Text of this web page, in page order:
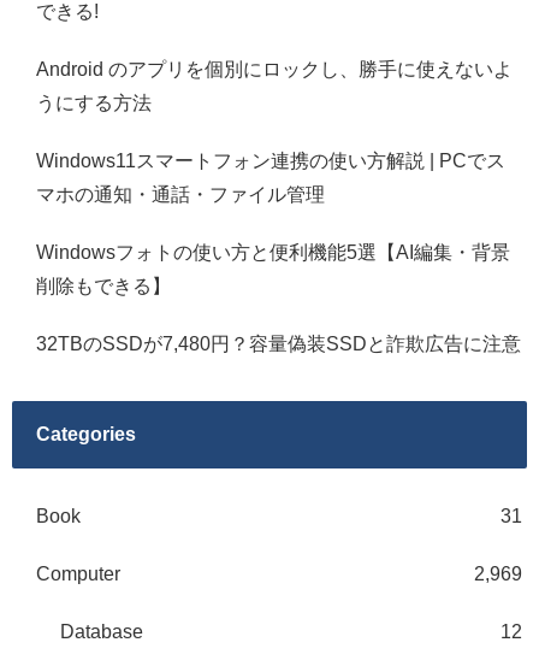
できる!
Android のアプリを個別にロックし、勝手に使えないよ
うにする方法
Windows11スマートフォン連携の使い方解説 | PCでス
マホの通知・通話・ファイル管理
Windowsフォトの使い方と便利機能5選【AI編集・背景
削除もできる】
32TBのSSDが7,480円？容量偽装SSDと詐欺広告に注意
Categories
Book 31
Computer 2,969
Database 12